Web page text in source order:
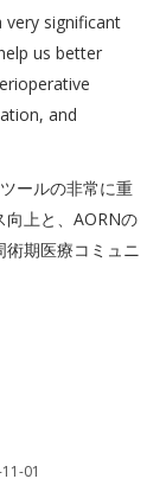
very significant
us better
and
ールの非常に重
向上と、AORNの
期医療コミュニ
01